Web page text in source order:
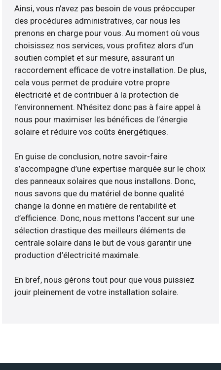
Ainsi, vous n’avez pas besoin de vous préoccuper
des procédures administratives, car nous les
prenons en charge pour vous. Au moment où vous
choisissez nos services, vous profitez alors d’un
soutien complet et sur mesure, assurant un
raccordement efficace de votre installation. De plus,
cela vous permet de produire votre propre
électricité et de contribuer à la protection de
l’environnement. N’hésitez donc pas à faire appel à
nous pour maximiser les bénéfices de l’énergie
solaire et réduire vos coûts énergétiques.
En guise de conclusion, notre savoir-faire
s’accompagne d’une expertise marquée sur le choix
des panneaux solaires que nous installons. Donc,
nous savons que du matériel de bonne qualité
change la donne en matière de rentabilité et
d’efficience. Donc, nous mettons l’accent sur une
sélection drastique des meilleurs éléments de
centrale solaire dans le but de vous garantir une
production d’électricité maximale.
En bref, nous gérons tout pour que vous puissiez
jouir pleinement de votre installation solaire.